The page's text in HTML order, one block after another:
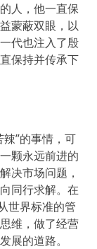
人，他一直保
蒙蔽双眼，以
代也注入了殷
保持并传承下
”的事情，可
颗永远前进的
决市场问题，
同行求解。在
世界标准的管
维，做了经营
展的道路。